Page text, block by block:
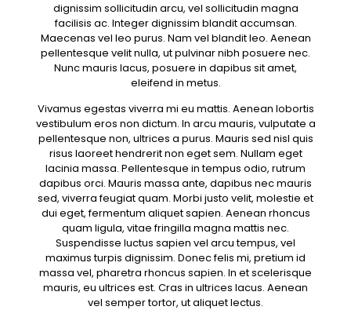
dignissim sollicitudin arcu, vel sollicitudin magna
facilisis ac. Integer dignissim blandit accumsan.
Maecenas vel leo purus. Nam vel blandit leo. Aenean
pellentesque velit nulla, ut pulvinar nibh posuere nec.
Nunc mauris lacus, posuere in dapibus sit amet,
eleifend in metus.
Vivamus egestas viverra mi eu mattis. Aenean lobortis
vestibulum eros non dictum. In arcu mauris, vulputate a
pellentesque non, ultrices a purus. Mauris sed nisl quis
risus laoreet hendrerit non eget sem. Nullam eget
lacinia massa. Pellentesque in tempus odio, rutrum
dapibus orci. Mauris massa ante, dapibus nec mauris
sed, viverra feugiat quam. Morbi justo velit, molestie et
dui eget, fermentum aliquet sapien. Aenean rhoncus
quam ligula, vitae fringilla magna mattis nec.
Suspendisse luctus sapien vel arcu tempus, vel
maximus turpis dignissim. Donec felis mi, pretium id
massa vel, pharetra rhoncus sapien. In et scelerisque
mauris, eu ultrices est. Cras in ultrices lacus. Aenean
vel semper tortor, ut aliquet lectus.